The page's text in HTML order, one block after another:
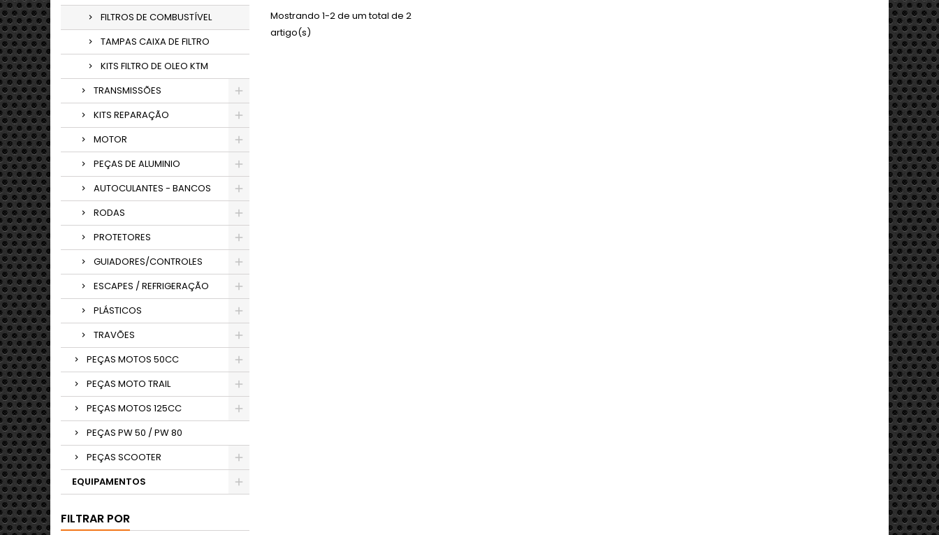
FILTROS DE COMBUSTÍVEL
TAMPAS CAIXA DE FILTRO
KITS FILTRO DE OLEO KTM
TRANSMISSÕES
KITS REPARAÇÃO
MOTOR
PEÇAS DE ALUMINIO
AUTOCULANTES - BANCOS
RODAS
PROTETORES
GUIADORES/CONTROLES
ESCAPES / REFRIGERAÇÃO
PLÁSTICOS
TRAVÕES
PEÇAS MOTOS 50CC
PEÇAS MOTO TRAIL
PEÇAS MOTOS 125CC
PEÇAS PW 50 / PW 80
PEÇAS SCOOTER
EQUIPAMENTOS
FILTRAR POR
Mostrando 1-2 de um total de 2
artigo(s)